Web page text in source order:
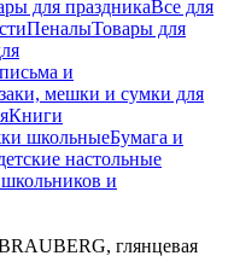
для праздникаВсе для
ПеналыТовары для
и
мешки и сумки для
Книги
школьныеБумага и
настольные
и
глянцевая